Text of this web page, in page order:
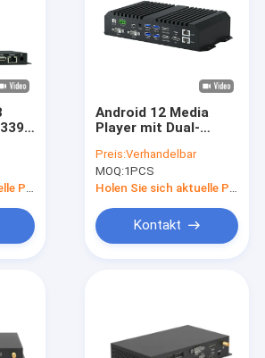
Brett
Holen Sie sich aktuelle Preis
Android 12 Media
Player mit Dual-
Netzwerkunterstützung
für schnelle und
stabile Konnektivität
Preis:Verhandelbar
MOQ:1PCS
Holen Sie sich aktuelle Preis
Kontakt